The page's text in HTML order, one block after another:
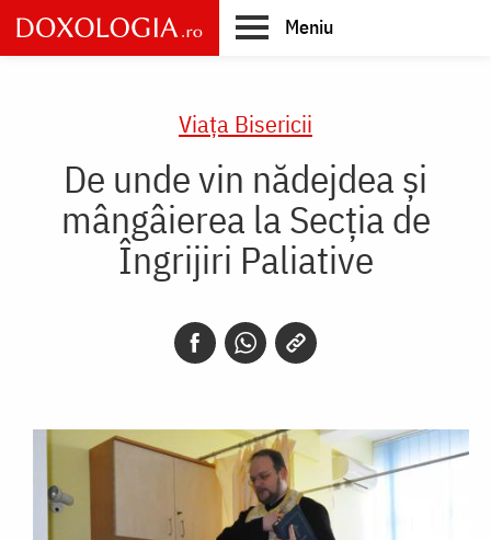
Skip
to
main
Meniu
Viaţa Bisericii
De unde vin nădejdea și
mângâierea la Secția de
Îngrijiri Paliative